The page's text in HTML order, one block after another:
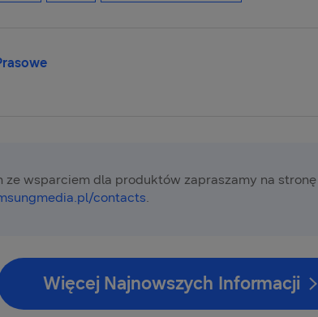
ze wsparciem dla produktów zapraszamy na stronę
contacts.
Więcej Najnowszych Informacji